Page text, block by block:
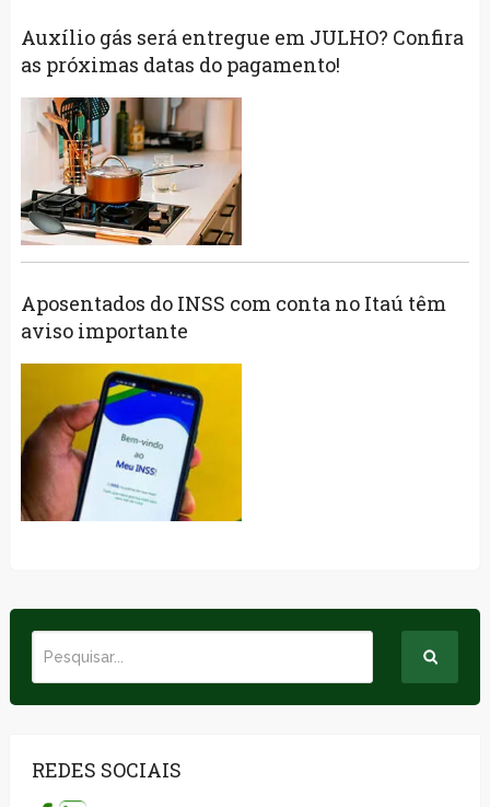
Auxílio gás será entregue em JULHO? Confira
as próximas datas do pagamento!
Aposentados do INSS com conta no Itaú têm
aviso importante
REDES SOCIAIS